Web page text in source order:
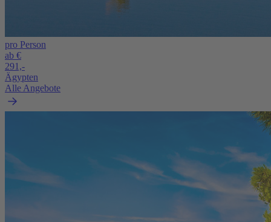
pro Person
ab €
291,-
Ägypten
Alle Angebote